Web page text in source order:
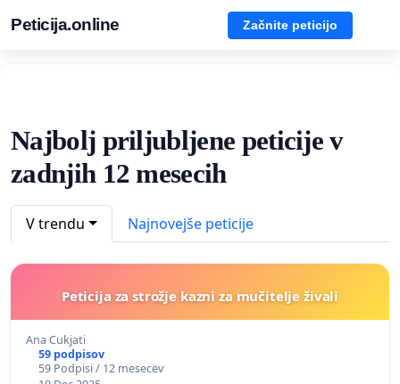
Peticija.online Začnite peticijo
Najbolj priljubljene peticije v
zadnjih 12 mesecih
V trendu Najnovejše peticije
Peticija za strožje kazni za mučitelje živali
Ana Cukjati
59 podpisov
59 Podpisi / 12 mesecev